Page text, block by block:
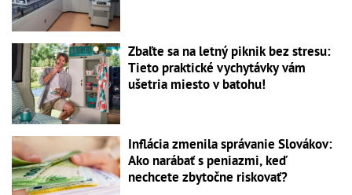
Zbaľte sa na letný piknik bez stresu:
Tieto praktické vychytávky vám
ušetria miesto v batohu!
Inflácia zmenila správanie Slovákov:
Ako narábať s peniazmi, keď
nechcete zbytočne riskovať?